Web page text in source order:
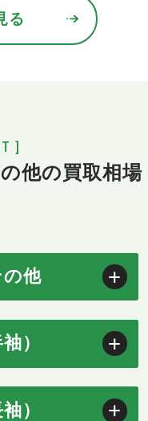
る
]
他の買取相場
の他
）
）